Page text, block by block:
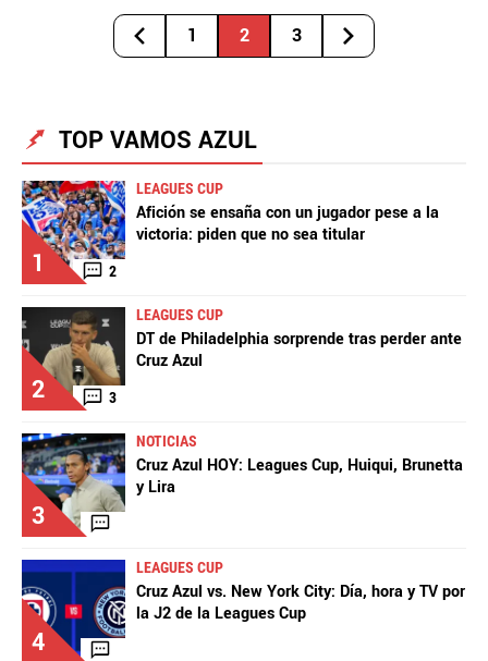
1 2 3
TOP VAMOS AZUL
1 2
LEAGUES CUP
Afición se ensaña con un jugador pese a la
victoria: piden que no sea titular
2 3
LEAGUES CUP
DT de Philadelphia sorprende tras perder ante
Cruz Azul
3
NOTICIAS
Cruz Azul HOY: Leagues Cup, Huiqui, Brunetta
y Lira
4
LEAGUES CUP
Cruz Azul vs. New York City: Día, hora y TV por
la J2 de la Leagues Cup